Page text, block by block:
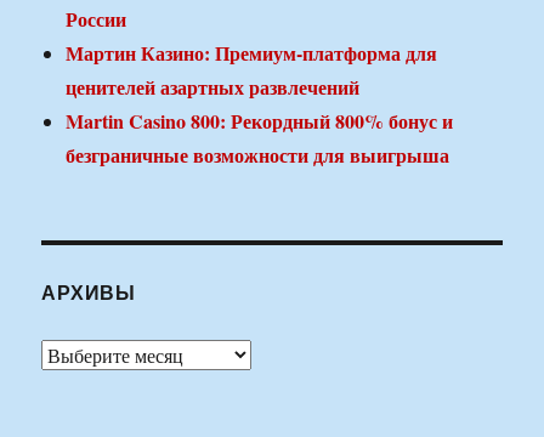
России
Мартин Казино: Премиум-платформа для
ценителей азартных развлечений
Martin Casino 800: Рекордный 800% бонус и
безграничные возможности для выигрыша
АРХИВЫ
Архивы